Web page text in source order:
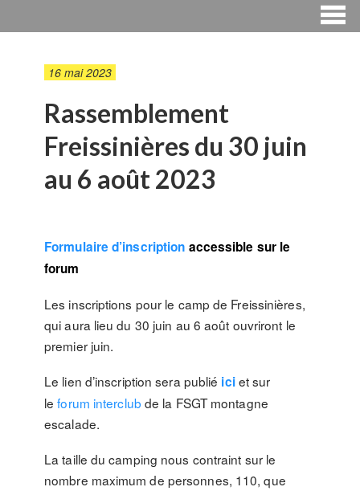
16 mai 2023
Rassemblement
Freissinières du 30 juin
au 6 août 2023
Formulaire d’inscription accessible sur le
forum
Les inscriptions pour le camp de Freissinières,
qui aura lieu du 30 juin au 6 août ouvriront le
premier juin.
Le lien d’inscription sera publié iciet sur
leforum interclub de la FSGT montagne
escalade.
La taille du camping nous contraint sur le
nombre maximum de personnes, 110, que